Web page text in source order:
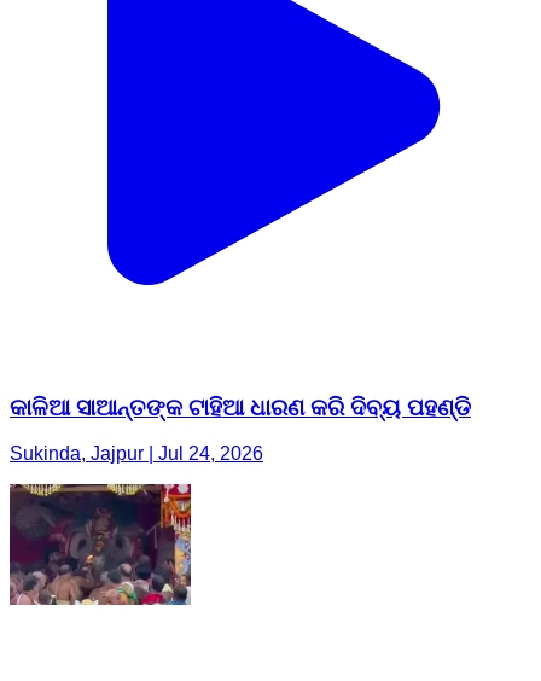
କାଳିଆ ସାଆନ୍ତଙ୍କ ଟାହିଆ ଧାରଣ କରି ଦିବ୍ୟ ପହଣ୍ଡି
Sukinda, Jajpur | Jul 24, 2026